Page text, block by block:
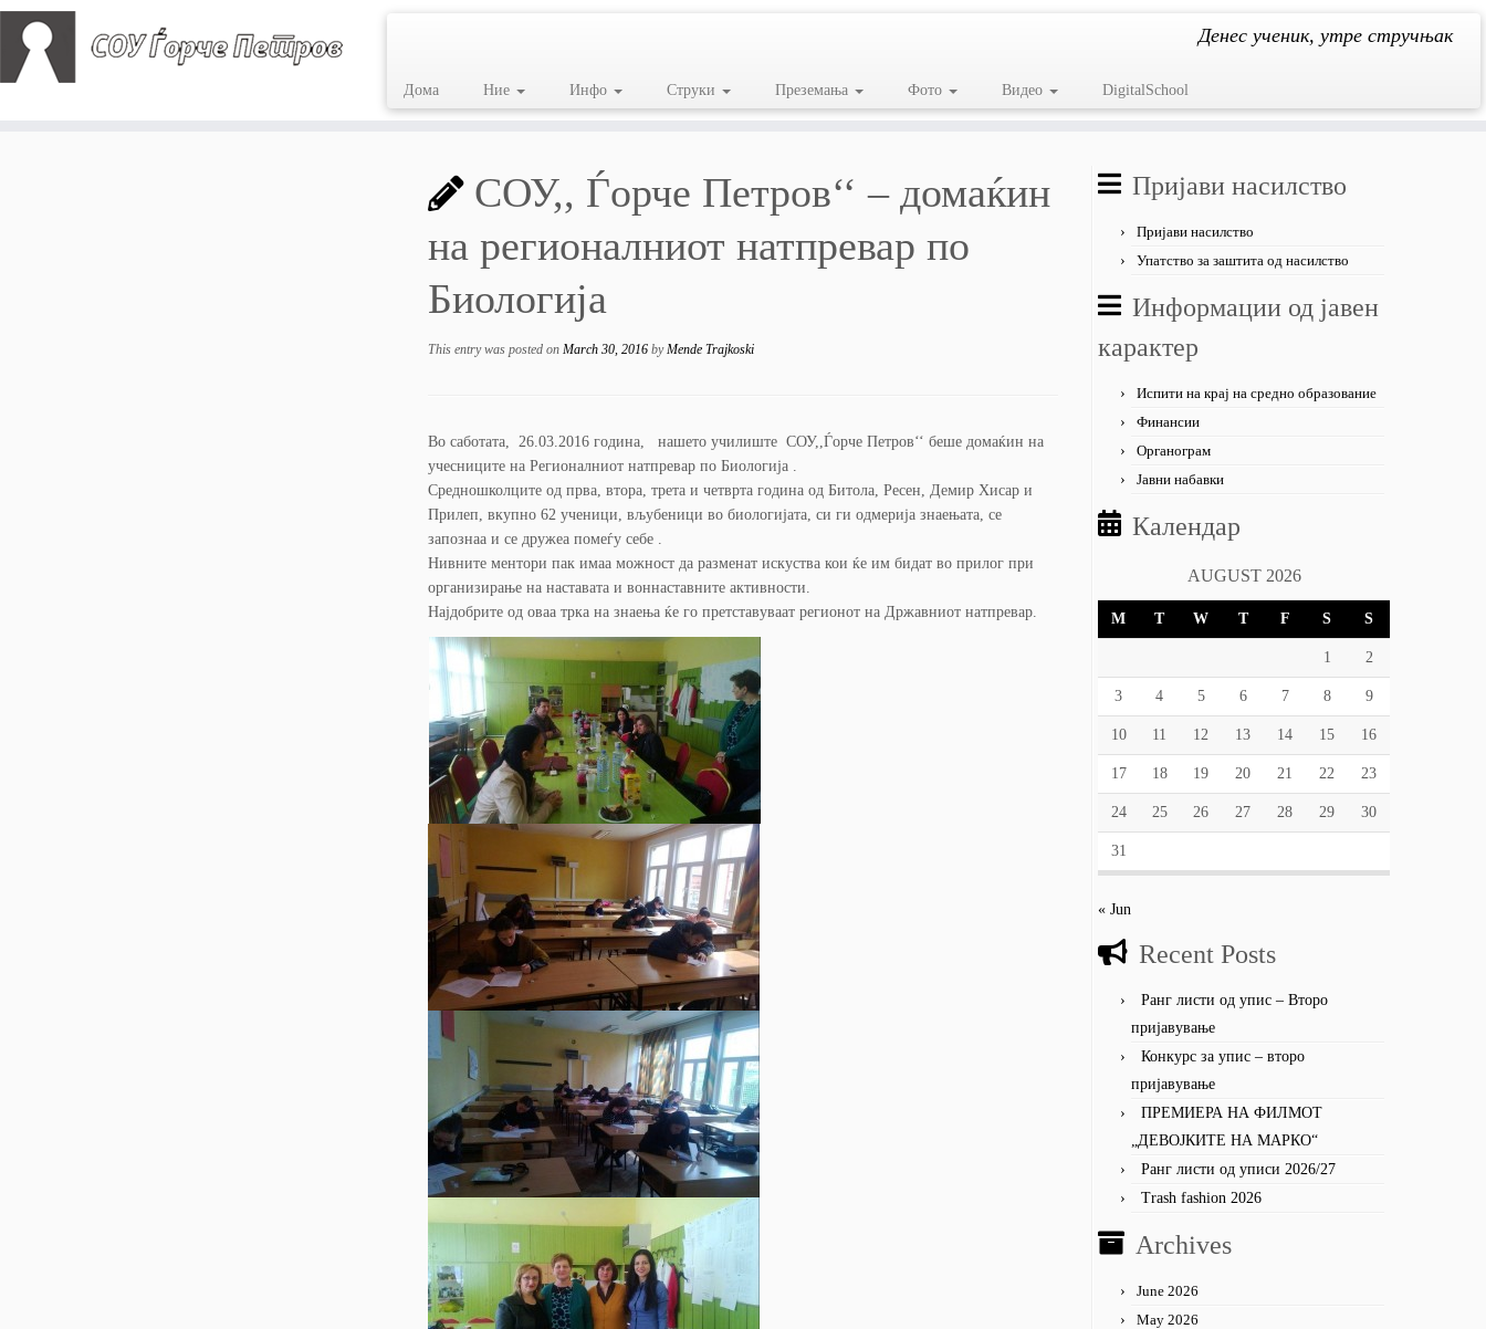
Денес ученик, утре стручњак
Дома Ние Инфо Струки Преземања Фото Видео DigitalSchool
СОУ,, Ѓорче Петров‘‘ – домаќин
на регионалниот натпревар по
Биологија
This entry was posted on March 30, 2016 byMende Trajkoski
Во саботата, 26.03.2016 година, нашето училиште СОУ,,Ѓорче Петров‘‘ беше домаќин на
учесниците на Регионалниот натпревар по Биологија .
Средношколците од прва, втора, трета и четврта година од Битола, Ресен, Демир Хисар и
Прилеп, вкупно 62 ученици, вљубеници во биологијата, си ги одмерија знаењата, се
запознаа и се дружеа помеѓу себе .
Нивните ментори пак имаа можност да разменат искуства кои ќе им бидат во прилог при
организирање на наставата и воннаставните активности.
Најдобрите од оваа трка на знаења ќе го претставуваат регионот на Државниот натпревар.
Пријави насилство
Пријави насилство
Упатство за заштита од насилство
Информации од јавен
карактер
Испити на крај на средно образование
Финансии
Органограм
Јавни набавки
Календар
AUGUST 2026
M T W T F S S
1 2
3 4 5 6 7 8 9
10 11 12 13 14 15 16
17 18 19 20 21 22 23
24 25 26 27 28 29 30
31
« Jun
Recent Posts
Ранг листи од упис – Второ
пријавување
Конкурс за упис – второ
пријавување
ПРЕМИЕРА НА ФИЛМОТ
„ДЕВОЈКИТЕ НА МАРКО“
Ранг листи од уписи 2026/27
Trash fashion 2026
Archives
June 2026
May 2026